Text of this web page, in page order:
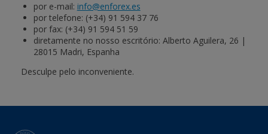
por e-mail: info@enforex.es
por telefone: (+34) 91 594 37 76
por fax: (+34) 91 594 51 59
diretamente no nosso escritório: Alberto Aguilera, 26 |
28015 Madri, Espanha
Desculpe pelo inconveniente.